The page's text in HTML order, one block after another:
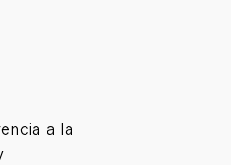
a la